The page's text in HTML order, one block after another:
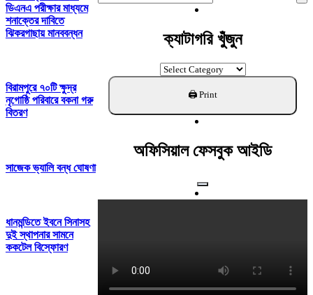
ডিএনএ পরীক্ষার মাধ্যমে
শনাক্তের দাবিতে
ঝিকরগাছায় মানববন্ধন
বিরামপুরে ৭০টি ক্ষুদ্র
নৃগোষ্ঠি পরিবারে বকনা গরু
বিতরণ
সাজেক ভ্যালি বন্ধ ঘোষণা
ধানমন্ডিতে ইবনে সিনাসহ
দুই স্থাপনার সামনে
ককটেল বিস্ফোরণ
For:
ক্যাটাগরি খুঁজুন
ক্যাটাগরি
খুঁজুন
অফিসিয়াল ফেসবুক আইডি